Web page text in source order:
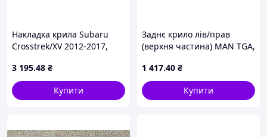
Накладка крила Subaru
Crosstrek/XV 2012-2017,
91112FJ110, 186726335
3 195.48 ₴
Купити
Заднє крило лів/прав
(верхня частина) MAN TGA,
COSPEL
1 417.40 ₴
Купити